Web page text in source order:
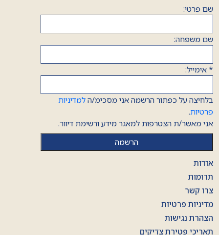
שם פרטי:
שם משפחה:
*אימייל:
בלחיצה על כפתור הרשמה אני מסכימ/הלמדיניות
פרטיות.
אני מאשר/ת הצטרפות למאגר מידע ורשימת דיוור.
אודות
תרומות
צרו קשר
מדיניות פרטיות
הצהרת נגישות
תאריכי פטירת צדיקים